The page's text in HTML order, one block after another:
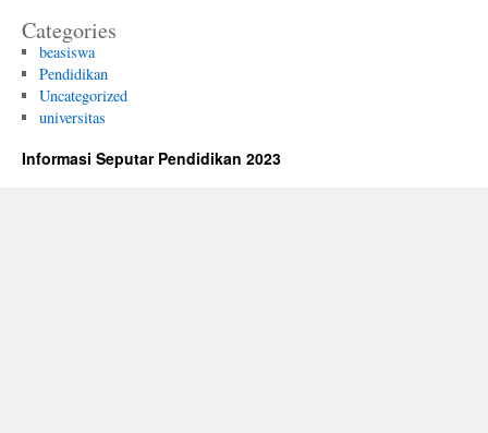
Categories
beasiswa
Pendidikan
Uncategorized
universitas
Informasi Seputar Pendidikan 2023